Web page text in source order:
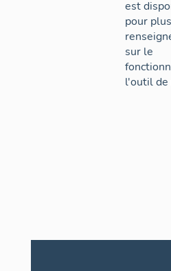
est
pour
sur le
l'outil de